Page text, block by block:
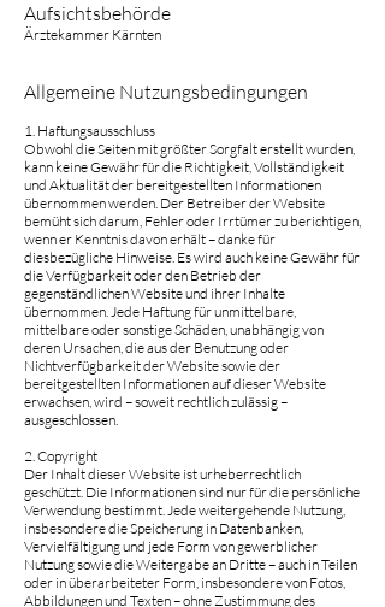
Aufsichtsbehörde
Ärztekammer Kärnten
Allgemeine Nutzungsbedingungen
1. Haftungsausschluss
Obwohl die Seiten mit größter Sorgfalt erstellt wurden,
kann keine Gewähr für die Richtigkeit, Vollständigkeit
und Aktualität der bereitgestellten Informationen
übernommen werden. Der Betreiber der Website
bemüht sich darum, Fehler oder Irrtümer zu berichtigen,
wenn er Kenntnis davon erhält – danke für
diesbezügliche Hinweise. Es wird auch keine Gewähr für
die Verfügbarkeit oder den Betrieb der
gegenständlichen Website und ihrer Inhalte
übernommen. Jede Haftung für unmittelbare,
mittelbare oder sonstige Schäden, unabhängig von
deren Ursachen, die aus der Benutzung oder
Nichtverfügbarkeit der Website sowie der
bereitgestellten Informationen auf dieser Website
erwachsen, wird – soweit rechtlich zulässig –
ausgeschlossen.
2. Copyright
Der Inhalt dieser Website ist urheberrechtlich
geschützt. Die Informationen sind nur für die persönliche
Verwendung bestimmt. Jede weitergehende Nutzung,
insbesondere die Speicherung in Datenbanken,
Vervielfältigung und jede Form von gewerblicher
Nutzung sowie die Weitergabe an Dritte – auch in Teilen
oder in überarbeiteter Form, insbesondere von Fotos,
Abbildungen und Texten – ohne Zustimmung des